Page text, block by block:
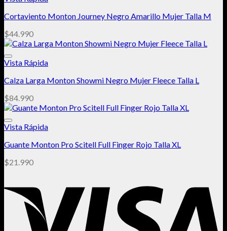
Añadir a la lista de deseos
Añadir a la lista de deseos
Cortaviento Monton Journey Negro Amarillo Mujer Talla M
$44.990
Añadir a la lista de deseos
Vista Rápida
Calza Larga Monton Showmi Negro Mujer Fleece Talla L
$84.990
Añadir a la lista de deseos
Vista Rápida
Guante Monton Pro Scitell Full Finger Rojo Talla XL
$21.990